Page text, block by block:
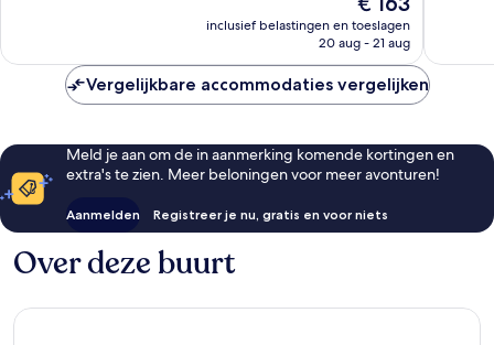
prijs
is
inclusief belastingen en toeslagen
20 aug - 21 aug
Vergelijkbare accommodaties vergelijken
Meld je aan om de in aanmerking komende kortingen en
extra's te zien. Meer beloningen voor meer avonturen!
Aanmelden Registreer je nu, gratis en voor niets
Over deze buurt